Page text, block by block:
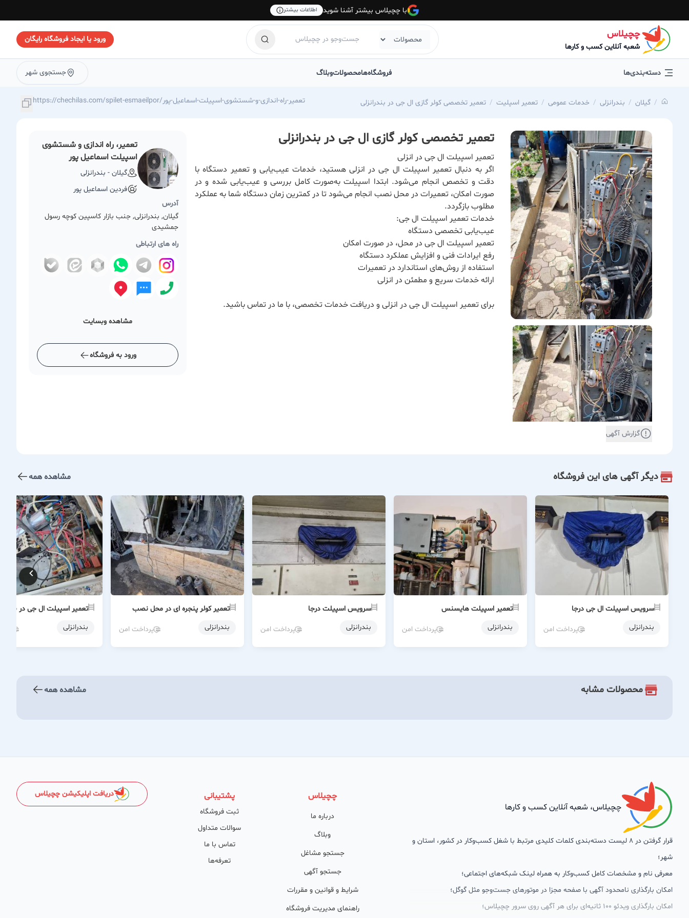
با چچیلاس بیشتر آشنا شوید اطلاعات بیشتر
چچیلاس
شعبه آنلاین کسب و کارها
ورود یا ایجاد فروشگاه رایگان
دسته‌بندی‌ها فروشگاه‌هامحصولاتوبلاگ جستجوی شهر
گیلان بندرانزلی خدمات عمومی تعمیر اسپلیت تعمیر تخصصی کولر گازی ال جی در بندرانزلی https://chechilas.com/spilet-esmaeilpor/تعمیر-راه-اندازی-و-شستشوی-اسپیلت-اسماعیل-پور
گزارش آگهی
تعمیر تخصصی کولر گازی ال جی در بندرانزلی
تعمیر اسپیلت ال جی در انزلی
اگر به دنبال تعمیر اسپیلت ال جی در انزلی هستید، خدمات عیب‌یابی و تعمیر دستگاه با
دقت و تخصص انجام می‌شود. ابتدا اسپیلت به‌صورت کامل بررسی و عیب‌یابی شده و در
صورت امکان، تعمیرات در محل نصب انجام می‌شود تا در کمترین زمان دستگاه شما به عملکرد
مطلوب بازگردد.
خدمات تعمیر اسپیلت ال جی:
عیب‌یابی تخصصی دستگاه
تعمیر اسپیلت ال جی در محل، در صورت امکان
رفع ایرادات فنی و افزایش عملکرد دستگاه
استفاده از روش‌های استاندارد در تعمیرات
ارائه خدمات سریع و مطمئن در انزلی
برای تعمیر اسپیلت ال جی در انزلی و دریافت خدمات تخصصی، با ما در تماس باشید.
تعمیر، راه اندازی و شستشوی
اسپیلت اسماعیل پور
گیلان - بندرانزلی
فردین اسماعیل پور
آدرس
گیلان, بندرانزلی, جنب بازار کاسپین کوچه رسول
جمشیدی
راه های ارتباطی
مشاهده وبسایت
ورود به فروشگاه
دیگر آگهی های این فروشگاه مشاهده همه
سرویس اسپیلت ال جی درجا
بندرانزلی
پرداخت امن
تعمیر اسپیلت هایسنس
بندرانزلی
پرداخت امن
سرویس اسپیلت درجا
بندرانزلی
پرداخت امن
تعمیر کولر پنجره ای در محل نصب
بندرانزلی
پرداخت امن
تعمیر اسپیلت ال جی در
بندرانزلی
محصولات مشابه مشاهده همه
چچیلاس، شعبه آنلاین کسب و کارها
قرار گرفتن در 8 لیست دسته‌بندی کلمات کلیدی مرتبط با شغل کسب‌وکار در کشور، استان و
شهر؛
معرفی نام و مشخصات کامل کسب‌وکار به همراه لینک شبکه‌های اجتماعی؛
امکان بارگذاری نامحدود آگهی با صفحه مجزا در موتورهای جست‌وجو مثل گوگل؛
امکان بارگذاری ویدئو 100 ثانیه‌ای برای هر آگهی روی سرور چچیلاس؛
چچیلاس
درباره ما
وبلاگ
جستجو مشاغل
جستجو آگهی
شرایط و قوانین و مقررات
راهنمای مدیریت فروشگاه
پشتیبانی
ثبت فروشگاه
سوالات متداول
تماس با ما
تعرفه‌ها
دریافت اپلیکیشن چچیلاس